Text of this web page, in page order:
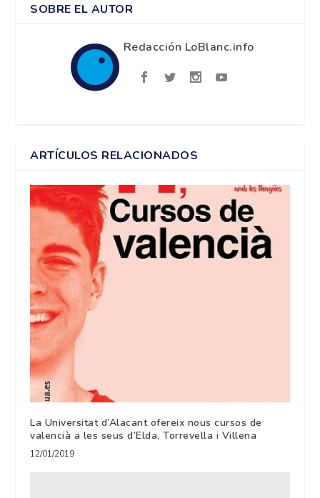
SOBRE EL AUTOR
Redacción LoBlanc.info
ARTÍCULOS RELACIONADOS
La Universitat d’Alacant ofereix nous cursos de
valencià a les seus d’Elda, Torrevella i Villena
12/01/2019